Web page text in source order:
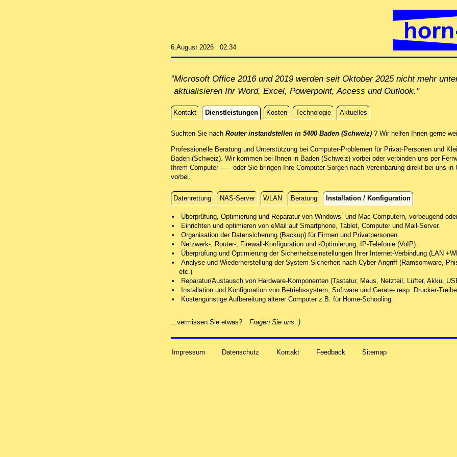
6.August 2026 02:34
"Microsoft Office 2016 und 2019 werden seit Oktober 2025 nicht mehr
aktualisieren Ihr Word, Excel, Powerpoint, Access und Outlook."
Kontakt Dienstleistungen Kosten Technologie Aktuelles
Dienstleistungen
Suchten Sie nach Router instandstellen in 5400 Baden (Schweiz)? Wir helfen Ihnen gerne
Professionelle Beratung und Unterstützung bei Computer-Problemen für Privat-Personen und
Baden (Schweiz). Wir kommen bei Ihnen in Baden (Schweiz) vorbei oder verbinden uns per
Ihrem Computer — oder Sie bringen Ihre Computer-Sorgen nach Vereinbarung direkt bei uns in
vorbei.
Datenrettung NAS-Server WLAN Beratung Installation / Konfiguration
Installation / Konfiguration
Überprüfung, Optimierung und Reparaturvon Windows- und Mac-Computern, vorbeugend
Einrichten und optimieren von eMail auf Smartphone, Tablet, Computerund Mail-Server.
Organisation der Datensicherung (Backup) für Firmen und Privatpersonen.
Netzwerk-, Router-, Firewall-Konfiguration und -Optimierung, IP-Telefonie (VoIP).
Überprüfung und Optimierung der Sicherheitseinstellungen Ihrer Internet-Verbindung (LAN
Analyseund Wiederherstellung der System-Sicherheit nach Cyber-Angriff(Ramsomware,
etc.)
Reparatur/Austausch von Hardware-Komponenten (Tastatur, Maus, Netzteil, Lüfter, Akku,
Installation und Konfiguration von Betriebssystem, Software und Geräte- resp. Drucker-
Kostengünstige Aufbereitung älterer Computer z.B. für Home-Schooling.
...vermissen Sie etwas? Fragen Sie uns alles zu Ihren Problemen und Sorgen rund um
:)
Impressum Datenschutz Kontakt Feedback Sitemap